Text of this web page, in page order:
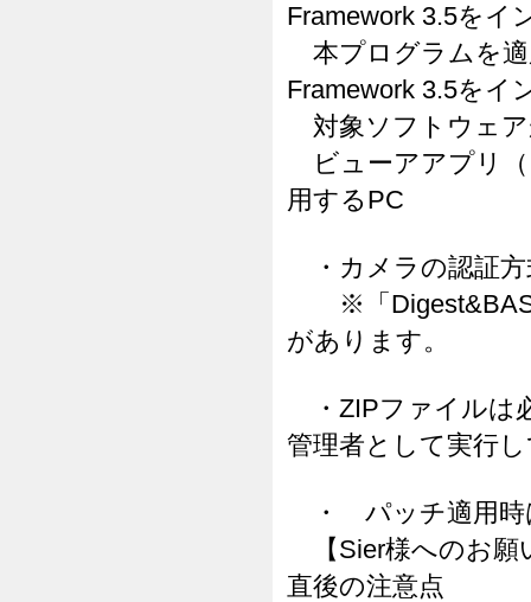
Framework 3.5をイ
本プログラムを適
Framework 3.5をイ
対象ソフトウェ
ビューアアプリ
用するPC
・カメラの認証方
※「
があります。
・ZIPファイルは
管理者として実行
・ パッチ適用時
【Sier様へのお願
直後の注意点